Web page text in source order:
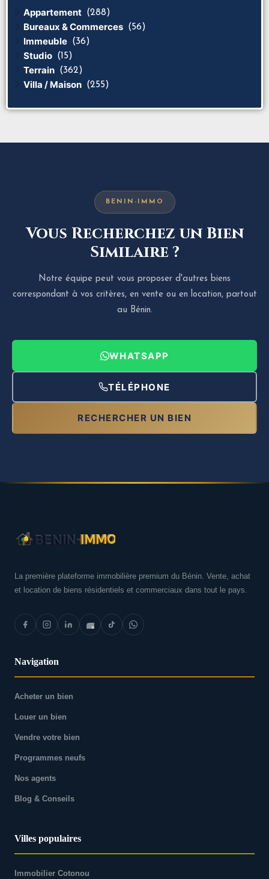
Appartement (288)
Bureaux & Commerces (56)
Immeuble (36)
Studio (15)
Terrain (362)
Villa / Maison (255)
BENIN-IMMO
Vous Recherchez un Bien
Similaire ?
Notre équipe peut vous proposer d'autres biens
correspondant à vos critères, en vente ou en location, partout
au Bénin.
WHATSAPP
TÉLÉPHONE
RECHERCHER UN BIEN
La première plateforme immobilière premium du Bénin. Vente, achat
et location de biens résidentiels et commerciaux dans tout le pays.
Navigation
Acheter un bien
Louer un bien
Vendre votre bien
Programmes neufs
Nos agents
Blog & Conseils
Villes populaires
Immobilier Cotonou